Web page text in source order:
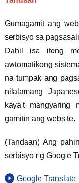
Gumagamit ang
serbisyo sa
Dahil isa itong
awtomatikong
na tumpak ang
nilalamang
kaya't mangyaring
gamitin ang website.
(Tandaan) Ang
serbisyo ng Google
Google Translate